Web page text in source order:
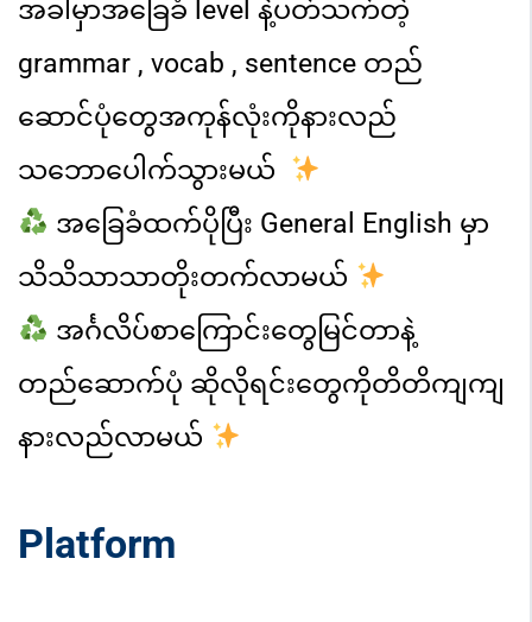
အခါမှာအခြေခံ level နဲ့ပတ်သက်တဲ့
grammar , vocab , sentence တည်
ဆောင်ပုံတွေအကုန်လုံးကိုနားလည်
သဘောပေါက်သွားမယ်
အခြေခံထက်ပိုပြီး General English မှာ
သိသိသာသာတိုးတက်လာမယ်
အင်္ဂလိပ်စာကြောင်းတွေမြင်တာနဲ့
တည်ဆောက်ပုံ ဆိုလိုရင်းတွေကိုတိတိကျကျ
နားလည်လာမယ်
Platform